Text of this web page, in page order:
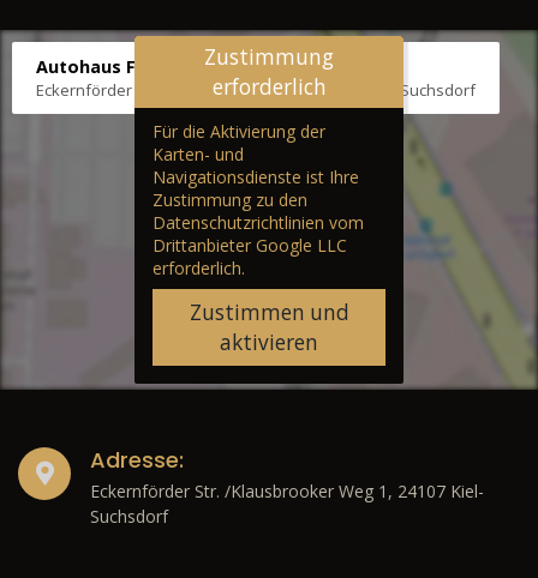
Autohaus Fräter
Eckernförder Str. /Klausbrooker Weg 1, 24107 Kiel-Suchsdorf
Zustimmung
erforderlich
Für die Aktivierung der
Karten- und
Navigationsdienste ist Ihre
Zustimmung zu den
Datenschutzrichtlinien vom
Drittanbieter Google LLC
erforderlich.
Zustimmen und
aktivieren
Adresse:
Eckernförder Str. /Klausbrooker Weg 1, 24107 Kiel-
Suchsdorf